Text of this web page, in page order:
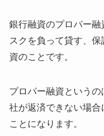
銀行融資のプロパー融
スクを負って貸す、
資のことです。
プロパー融資という
社が返済できない場
ことになります。